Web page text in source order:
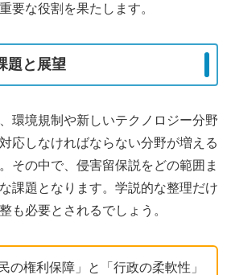
要な役割を果たします。
題と展望
環境規制や新しいテクノロジー分野
応しなければならない分野が増える
その中で、侵害留保説をどの範囲ま
課題となります。学説的な整理だけ
も必要とされるでしょう。
の権利保障」と「行政の柔軟性」